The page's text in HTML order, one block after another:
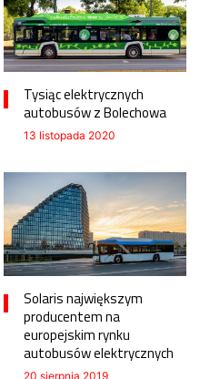
Tysiąc elektrycznych
autobusów z Bolechowa
13 listopada 2020
Solaris największym
producentem na
europejskim rynku
autobusów elektrycznych
20 sierpnia 2019